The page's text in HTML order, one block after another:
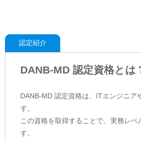
認定紹介
DANB-MD 認定資格とは
DANB-MD 認定資格は、ITエンジニ
す。
この資格を取得することで、実務レ
す。